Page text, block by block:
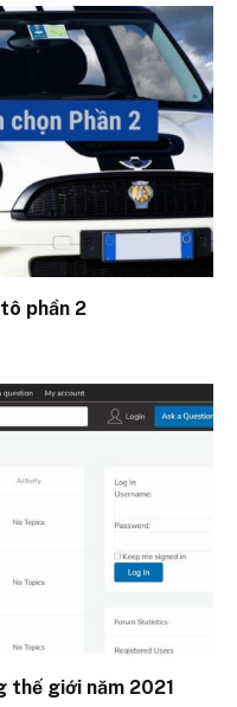
phần 2
thế giới năm 2021